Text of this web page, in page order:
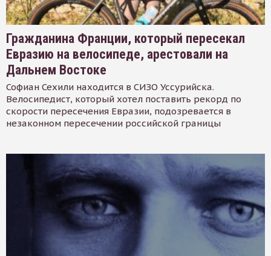
Гражданина Франции, который пересекал
Евразию на велосипеде, арестовали на
Дальнем Востоке
Софиан Сехили находится в СИЗО Уссурийска.
Велосипедист, который хотел поставить рекорд по
скорости пересечения Евразии, подозревается в
незаконном пересечении российской границы